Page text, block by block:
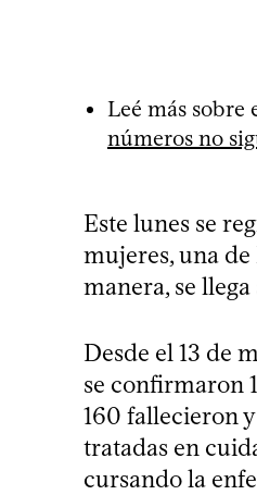
Leé más sobre
números no
Este lunes se
mujeres, una de
manera, se
Desde el 13 de
se confirmaron
160 fallecieron
tratadas en
cursando la